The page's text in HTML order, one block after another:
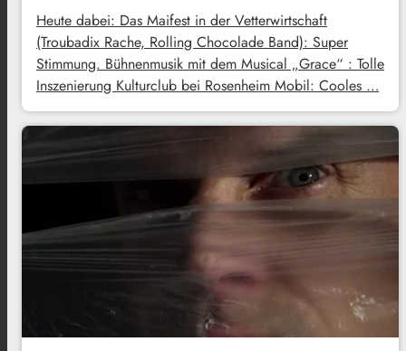
Heute dabei: Das Maifest in der Vetterwirtschaft
(Troubadix Rache, Rolling Chocolade Band): Super
Stimmung. Bühnenmusik mit dem Musical „Grace“ : Tolle
Inszenierung Kulturclub bei Rosenheim Mobil: Cooles …